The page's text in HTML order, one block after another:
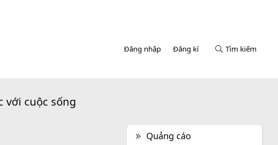
Đăng nhập Đăng kí Tìm kiếm
với cuộc sống
Quảng cáo